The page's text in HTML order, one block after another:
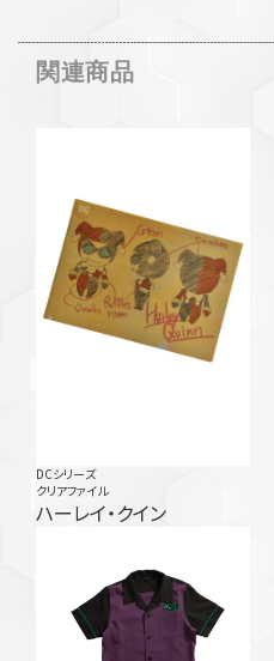
関連商品
DCシリーズ
クリアファイル
ハーレイ・クイン